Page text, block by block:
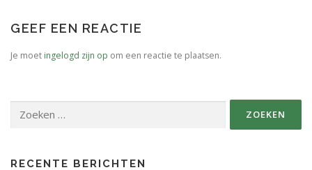
GEEF EEN REACTIE
Je moet ingelogd zijn op om een reactie te plaatsen.
naar:
RECENTE BERICHTEN